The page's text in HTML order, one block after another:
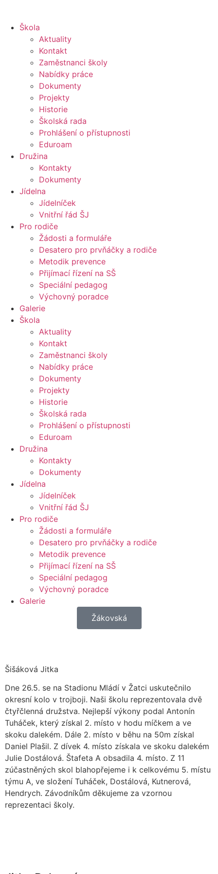
Škola
Aktuality
Kontakt
Zaměstnanci školy
Nabídky práce
Dokumenty
Projekty
Historie
Školská rada
Prohlášení o přístupnosti
Eduroam
Družina
Kontakty
Dokumenty
Jídelna
Jídelníček
Vnitřní řád ŠJ
Pro rodiče
Žádosti a formuláře
Desatero pro prvňáčky a rodiče
Metodik prevence
Přijímací řízení na SŠ
Speciální pedagog
Výchovný poradce
Galerie
Škola
Aktuality
Kontakt
Zaměstnanci školy
Nabídky práce
Dokumenty
Projekty
Historie
Školská rada
Prohlášení o přístupnosti
Eduroam
Družina
Kontakty
Dokumenty
Jídelna
Jídelníček
Vnitřní řád ŠJ
Pro rodiče
Žádosti a formuláře
Desatero pro prvňáčky a rodiče
Metodik prevence
Přijímací řízení na SŠ
Speciální pedagog
Výchovný poradce
Galerie
Žákovská
Šišáková Jitka
Dne 26.5. se na Stadionu Mládí v Žatci uskutečnilo
okresní kolo v trojboji. Naši školu reprezentovala dvě
čtyřčlenná družstva. Nejlepší výkony podal Antonín
Tuháček, který získal 2. místo v hodu míčkem a ve
skoku dalekém. Dále 2. místo v běhu na 50m získal
Daniel Plašil. Z dívek 4. místo získala ve skoku dalekém
Julie Dostálová. Štafeta A obsadila 4. místo. Z 11
zúčastněných skol blahopřejeme i k celkovému 5. místu
týmu A, ve složení Tuháček, Dostálová, Kutnerová,
Hendrych. Závodníkům děkujeme za vzornou
reprezentaci školy.